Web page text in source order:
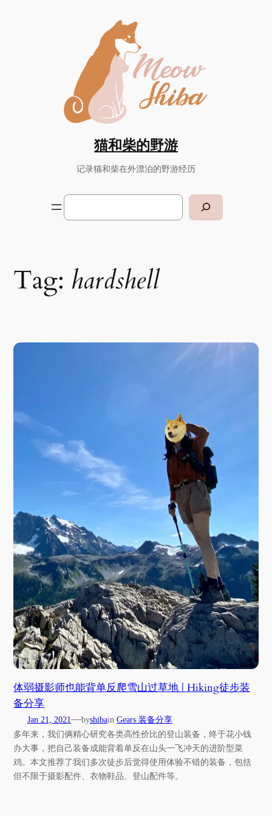
猫和柴的野游
记录猫和柴在外漂泊的野游经历
Search
Tag: hardshell
体弱摄影师也能背单反爬雪山过草地 | Hiking徒步装
备分享
Jan 21, 2021—byshibain Gears 装备分享
多年来，我们俩精心研究各类高性价比的登山装备，终于花小钱
办大事，把自己装备成能背着单反在山头一飞冲天的进阶型菜
鸡。本文推荐了我们多次徒步后觉得使用体验不错的装备，包括
但不限于摄影配件、衣物鞋品、登山配件等。